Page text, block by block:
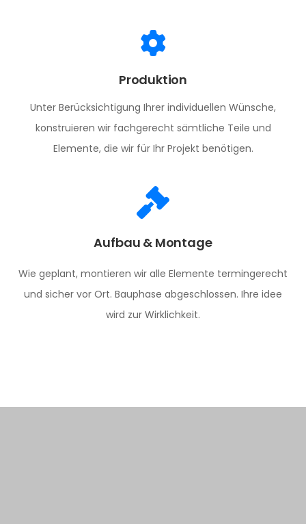
Produktion
Unter Berücksichtigung Ihrer individuellen Wünsche,
konstruieren wir fachgerecht sämtliche Teile und
Elemente, die wir für Ihr Projekt benötigen.
Aufbau & Montage
Wie geplant, montieren wir alle Elemente termingerecht
und sicher vor Ort. Bauphase abgeschlossen. Ihre idee
wird zur Wirklichkeit.